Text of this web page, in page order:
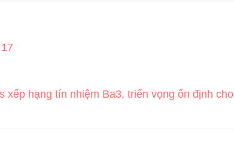
xếp hạng tín nhiệm Ba3, triển vọng ổn định cho